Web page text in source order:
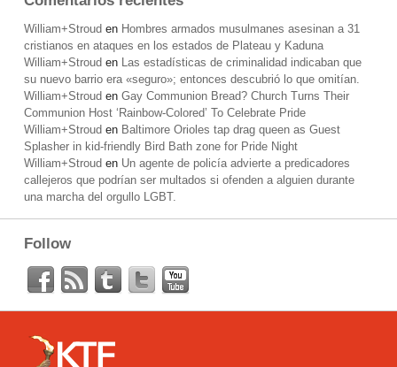
William+Stroud en Hombres armados musulmanes asesinan a 31
cristianos en ataques en los estados de Plateau y Kaduna
William+Stroud en Las estadísticas de criminalidad indicaban que
su nuevo barrio era «seguro»; entonces descubrió lo que omitían.
William+Stroud en Gay Communion Bread? Church Turns Their
Communion Host ‘Rainbow-Colored’ To Celebrate Pride
William+Stroud en Baltimore Orioles tap drag queen as Guest
Splasher in kid-friendly Bird Bath zone for Pride Night
William+Stroud en Un agente de policía advierte a predicadores
callejeros que podrían ser multados si ofenden a alguien durante
una marcha del orgullo LGBT.
Follow